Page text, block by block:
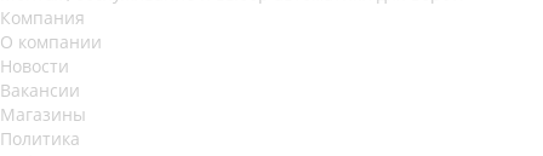
Компания
О компании
Новости
Вакансии
Магазины
Политика